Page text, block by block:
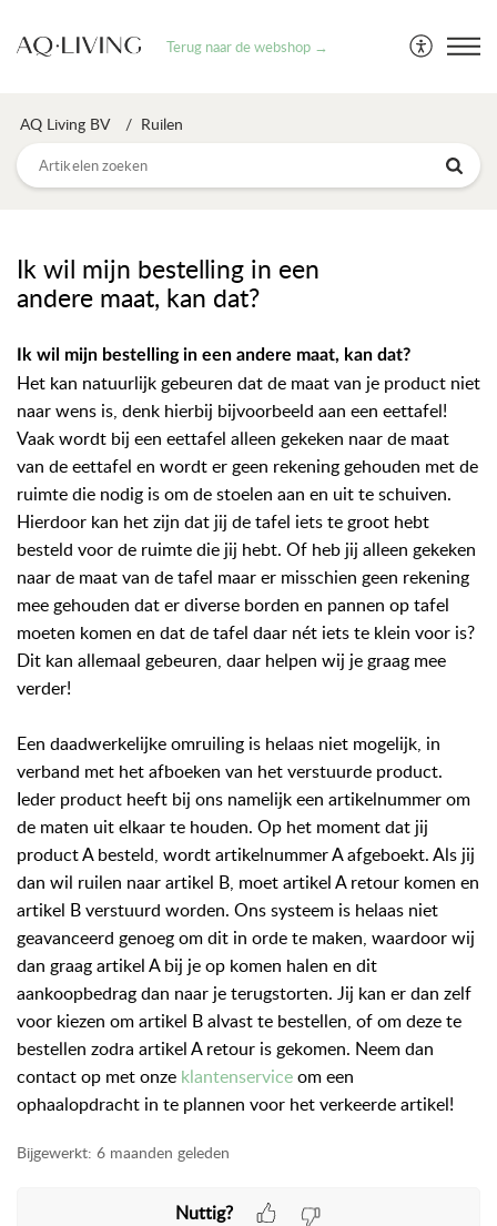
Terug naar de webshop →
AQ Living BV Ruilen
Ik wil mijn bestelling in een
andere maat, kan dat?
Ik wil mijn bestelling in een andere maat, kan dat?
Het kan natuurlijk gebeuren dat de maat van je product niet
naar wens is, denk hierbij bijvoorbeeld aan een eettafel!
Vaak wordt bij een eettafel alleen gekeken naar de maat
van de eettafel en wordt er geen rekening gehouden met de
ruimte die nodig is om de stoelen aan en uit te schuiven.
Hierdoor kan het zijn dat jij de tafel iets te groot hebt
besteld voor de ruimte die jij hebt. Of heb jij alleen gekeken
naar de maat van de tafel maar er misschien geen rekening
mee gehouden dat er diverse borden en pannen op tafel
moeten komen en dat de tafel daar nét iets te klein voor is?
Dit kan allemaal gebeuren, daar helpen wij je graag mee
verder!
Een daadwerkelijke omruiling is helaas niet mogelijk, in
verband met het afboeken van het verstuurde product.
Ieder product heeft bij ons namelijk een artikelnummer om
de maten uit elkaar te houden. Op het moment dat jij
product A besteld, wordt artikelnummer A afgeboekt. Als jij
dan wil ruilen naar artikel B, moet artikel A retour komen en
artikel B verstuurd worden. Ons systeem is helaas niet
geavanceerd genoeg om dit in orde te maken, waardoor wij
dan graag artikel A bij je op komen halen en dit
aankoopbedrag dan naar je terugstorten. Jij kan er dan zelf
voor kiezen om artikel B alvast te bestellen, of om deze te
bestellen zodra artikel A retour is gekomen. Neem dan
contact op met onze klantenserviceom een
ophaalopdracht in te plannen voor het verkeerde artikel!
Bijgewerkt: 6 maanden geleden
Nuttig?